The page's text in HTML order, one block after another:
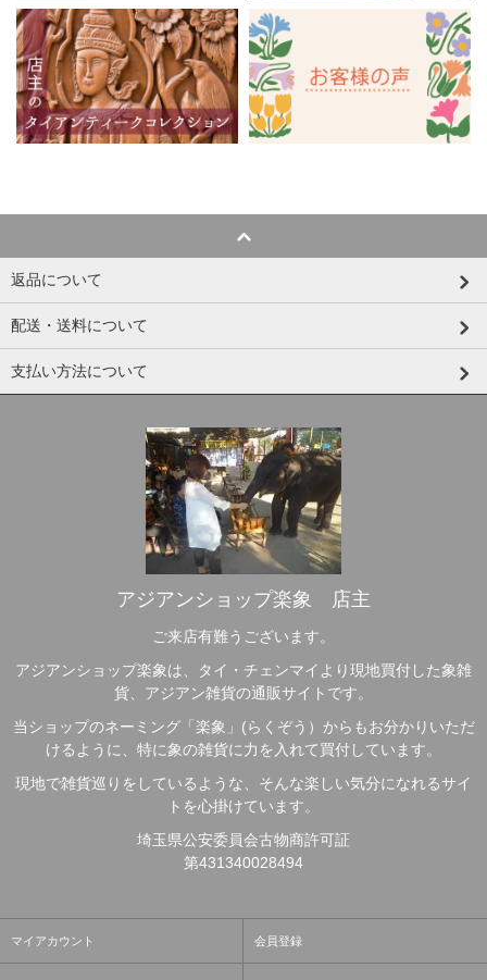
返品について
配送・送料について
支払い方法について
アジアンショップ楽象 店主
ご来店有難うございます。
アジアンショップ楽象は、タイ・チェンマイより現地買付した象雑
貨、アジアン雑貨の通販サイトです。
当ショップのネーミング「楽象」(らくぞう）からもお分かりいただ
けるように、特に象の雑貨に力を入れて買付しています。
現地で雑貨巡りをしているような、そんな楽しい気分になれるサイ
トを心掛けています。
埼玉県公安委員会古物商許可証
第431340028494
マイアカウント 会員登録